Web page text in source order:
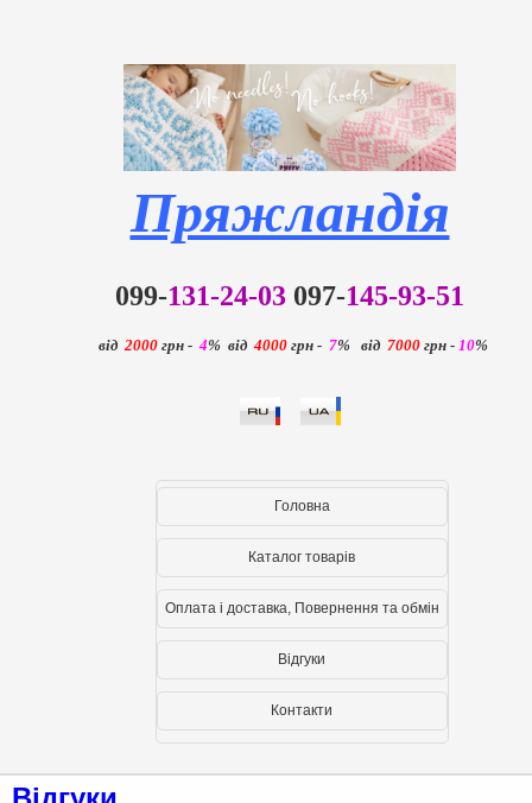
Пряжландія
099-131-24-03 097-145-93-51
від 2000грн - 4% від 4000грн - 7% від 7000грн - 10%
Головна
Каталог товарів
Оплата і доставка, Повернення та обмін
Вiдгуки
Контакти